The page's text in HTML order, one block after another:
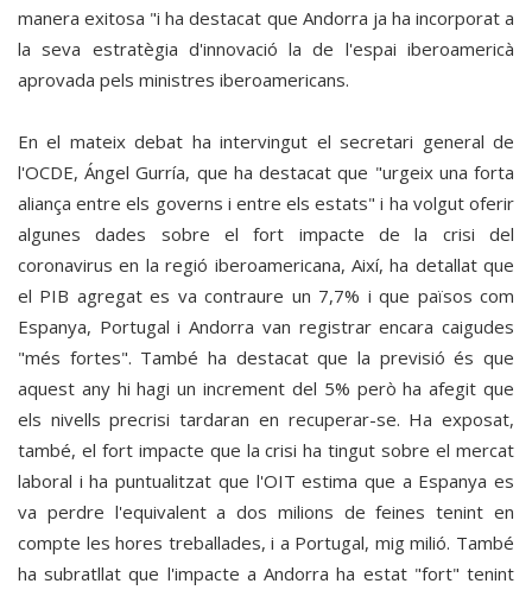
manera exitosa "i ha destacat que Andorra ja ha incorporat a
la seva estratègia d'innovació la de l'espai iberoamericà
aprovada pels ministres iberoamericans.
En el mateix debat ha intervingut el secretari general de
l'OCDE, Ángel Gurría, que ha destacat que "urgeix una forta
aliança entre els governs i entre els estats" i ha volgut oferir
algunes dades sobre el fort impacte de la crisi del
coronavirus en la regió iberoamericana, Així, ha detallat que
el PIB agregat es va contraure un 7,7% i que països com
Espanya, Portugal i Andorra van registrar encara caigudes
"més fortes". També ha destacat que la previsió és que
aquest any hi hagi un increment del 5% però ha afegit que
els nivells precrisi tardaran en recuperar-se. Ha exposat,
també, el fort impacte que la crisi ha tingut sobre el mercat
laboral i ha puntualitzat que l'OIT estima que a Espanya es
va perdre l'equivalent a dos milions de feines tenint en
compte les hores treballades, i a Portugal, mig milió. També
ha subratllat que l'impacte a Andorra ha estat "fort" tenint